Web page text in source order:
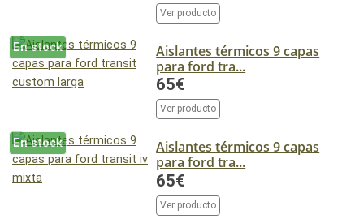
Ver producto
En stock
Aislantes térmicos 9 capas
para ford tra...
65€
Ver producto
En stock
Aislantes térmicos 9 capas
para ford tra...
65€
Ver producto